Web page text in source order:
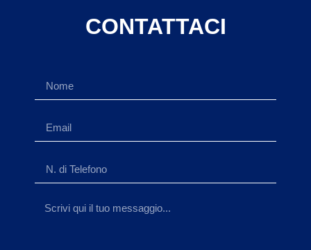
CONTATTACI